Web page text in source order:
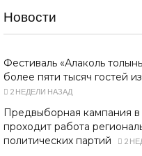
Новости
Фестиваль «Алаколь
более пяти тысяч гостей
2 НЕДЕЛИ НАЗАД
Предвыборная кампания в
проходит работа
политических партий
2